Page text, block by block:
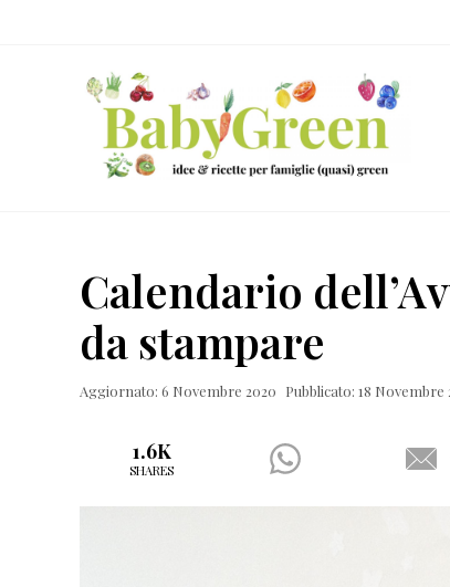
ricette
per
famiglie
(quasi)
Calendario
da stampare
Aggiornato: 6 Novembre 2020 Pubblicato: 18 Novembre
1.6K
SHARES